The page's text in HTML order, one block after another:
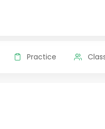
Practice